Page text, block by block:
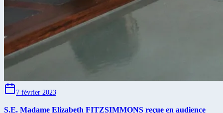
7 février 2023
S.E. Madame Elizabeth FITZSIMMONS reçue en audience